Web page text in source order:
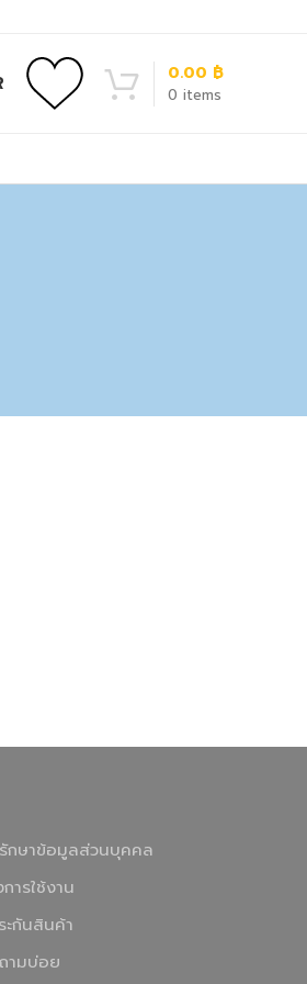
0 items
0.00 ฿
กษาข้อมูลส่วนบุคคล
ารใช้งาน
ะกันสินค้า
ามบ่อย